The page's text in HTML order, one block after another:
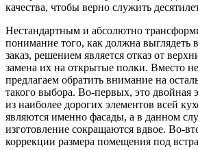
качества, чтобы верно служить
Нестандартным и абсолютно
понимание того, как должна выглядеть
заказ, решением является отказ от
замена их на открытые полки. Вместо
предлагаем обратить внимание на
такого выбора. Во-первых, это двойная
из наиболее дорогих элементов всей
являются именно фасады, а в данном
изготовление сокращаются вдвое. Во-
коррекции размера помещения под